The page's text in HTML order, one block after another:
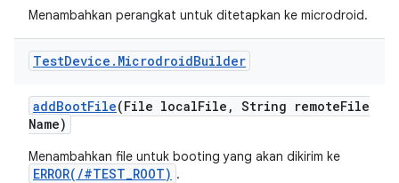
Menambahkan perangkat untuk ditetapkan ke microdroid.
TestDevice . MicrodroidBuilder
addBootFile(File localFile , String remoteFile
Name)
Menambahkan file untuk booting yang akan dikirim ke
ERROR(/#TEST_ROOT) .